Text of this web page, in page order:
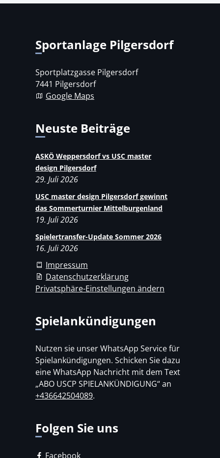
Sportanlage Pilgersdorf
Sportplatzgasse Pilgersdorf
7441 Pilgersdorf
Google Maps
Neuste Beiträge
ASKÖ Weppersdorf vs USC master
design Pilgersdorf
29. Juli 2026
USC master design Pilgersdorf gewinnt
das Sommerturnier Mittelburgenland
19. Juli 2026
Spielertransfer-Update Sommer 2026
16. Juli 2026
Impressum
Datenschutzerklärung
Privatsphäre-Einstellungen ändern
Spielankündigungen
Nutzen sie unser WhatsApp Service für
Spielankündigungen. Schicken Sie dazu
eine WhatsApp Nachricht mit dem Text
„ABO USCP SPIELANKÜNDIGUNG“ an
+436642504089.
Folgen Sie uns
Facebook